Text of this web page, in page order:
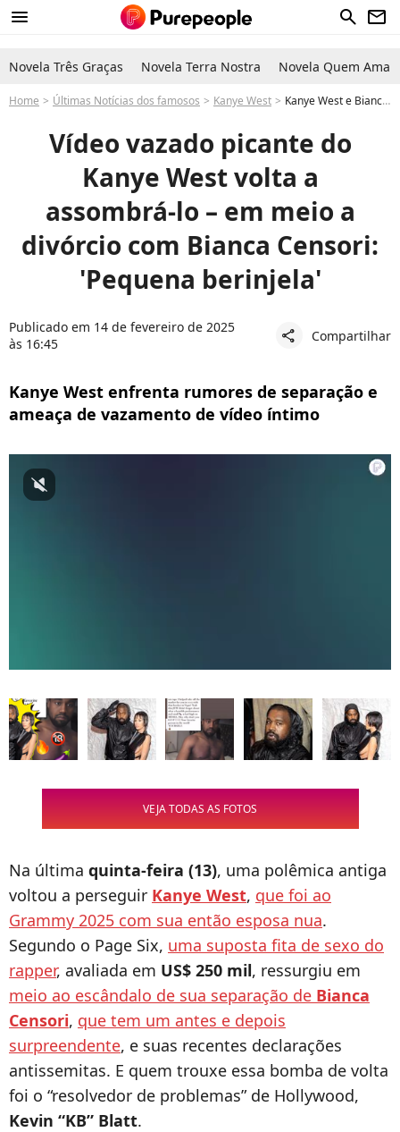
menu search newsletter
Novela Três Graças Novela Terra Nostra Novela Quem Ama
Home Últimas Notícias dos famosos Kanye West Kanye West e Bianca Censori divorcio: pós Grammy 2025 o rapper tem vídeo íntimo vazado picante em ameaça: “pequena berinjela”
Vídeo vazado picante do
Kanye West volta a
assombrá-lo – em meio a
divórcio com Bianca Censori:
'Pequena berinjela'
Publicado em 14 de fevereiro de 2025
às 16:45
share Compartilhar
Kanye West enfrenta rumores de separação e
ameaça de vazamento de vídeo íntimo
VEJA TODAS AS FOTOS
Na última quinta-feira (13), uma polêmica antiga
voltou a perseguir Kanye West, que foi ao
Grammy 2025 com sua então esposa nua.
Segundo o Page Six, uma suposta fita de sexo do
rapper, avaliada em US$ 250 mil, ressurgiu em
meio ao escândalo de sua separação de Bianca
Censori, que tem um antes e depois
surpreendente, e suas recentes declarações
antissemitas. E quem trouxe essa bomba de volta
foi o “resolvedor de problemas” de Hollywood,
Kevin “KB” Blatt.